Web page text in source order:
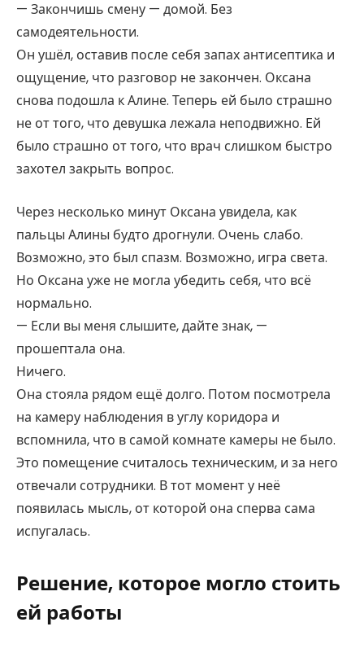
— Закончишь смену — домой. Без
самодеятельности.
Он ушёл, оставив после себя запах антисептика и
ощущение, что разговор не закончен. Оксана
снова подошла к Алине. Теперь ей было страшно
не от того, что девушка лежала неподвижно. Ей
было страшно от того, что врач слишком быстро
захотел закрыть вопрос.
Через несколько минут Оксана увидела, как
пальцы Алины будто дрогнули. Очень слабо.
Возможно, это был спазм. Возможно, игра света.
Но Оксана уже не могла убедить себя, что всё
нормально.
— Если вы меня слышите, дайте знак, —
прошептала она.
Ничего.
Она стояла рядом ещё долго. Потом посмотрела
на камеру наблюдения в углу коридора и
вспомнила, что в самой комнате камеры не было.
Это помещение считалось техническим, и за него
отвечали сотрудники. В тот момент у неё
появилась мысль, от которой она сперва сама
испугалась.
Решение, которое могло стоить
ей работы